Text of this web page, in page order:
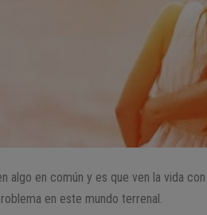
algo en común y es que ven la vida
en este mundo terrenal.